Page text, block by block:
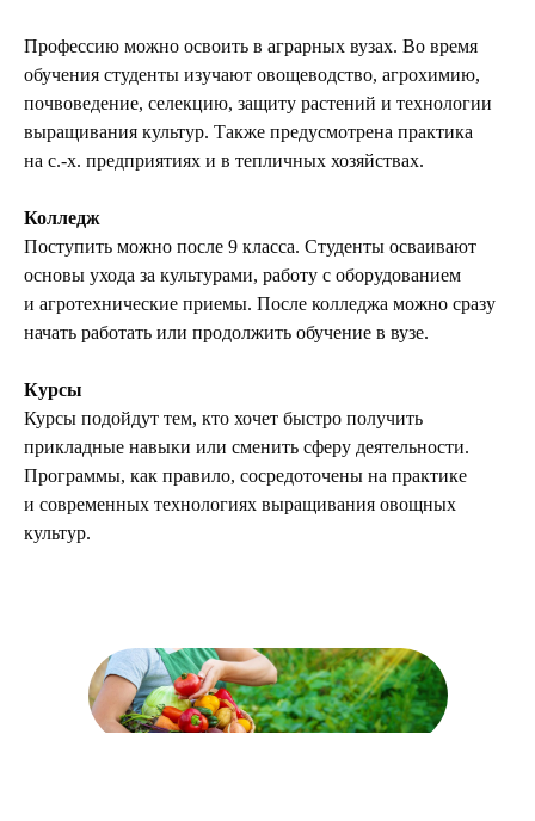
Профессию можно освоить в аграрных вузах. Во время
обучения студенты изучают овощеводство, агрохимию,
почвоведение, селекцию, защиту растений и технологии
выращивания культур. Также предусмотрена практика
на с.-х. предприятиях и в тепличных хозяйствах.
Колледж
Поступить можно после 9 класса. Студенты осваивают
основы ухода за культурами, работу с оборудованием
и агротехнические приемы. После колледжа можно сразу
начать работать или продолжить обучение в вузе.
Курсы
Курсы подойдут тем, кто хочет быстро получить
прикладные навыки или сменить сферу деятельности.
Программы, как правило, сосредоточены на практике
и современных технологиях выращивания овощных
культур.